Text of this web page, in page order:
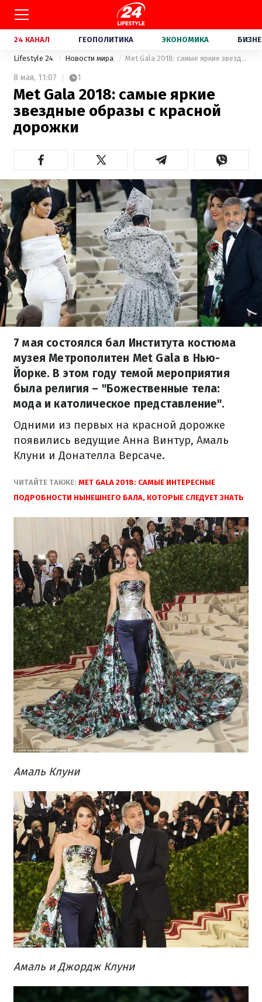
24 КАНАЛ ГЕОПОЛИТИКА ЭКОНОМИКА
Lifestyle 24 Новости мира Met Gala 2018: самые яркие звездные образы с красной дорожки
8 мая, 11:07 1
Met Gala 2018: самые яркие
звездные образы с красной
дорожки
7 мая состоялся бал Института костюма
музея Метрополитен Met Gala в Нью-
Йорке. В этом году темой мероприятия
была религия – "Божественные тела:
мода и католическое представление".
Одними из первых на красной дорожке
появились ведущие Анна Винтур, Амаль
Клуни и Донателла Версаче.
ЧИТАЙТЕ ТАКЖЕ: MET GALA 2018: САМЫЕ ИНТЕРЕСНЫЕ
ПОДРОБНОСТИ НЫНЕШНЕГО БАЛА, КОТОРЫЕ СЛЕДУЕТ ЗНАТЬ
Амаль Клуни
Амаль и Джордж Клуни